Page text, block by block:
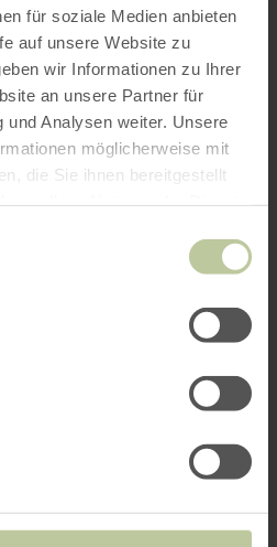
für soziale Medien anbieten
auf unsere Website zu
wir Informationen zu Ihrer
an unsere Partner für
und Analysen weiter. Unsere
möglicherweise mit
die Sie ihnen bereitgestellt